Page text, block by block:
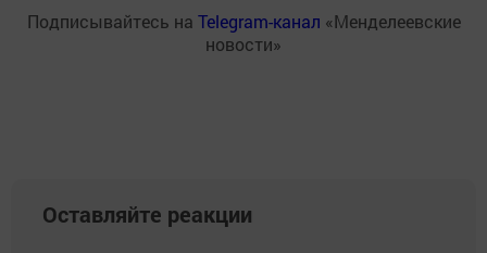
Подписывайтесь на Telegram-канал «Менделеевские
новости»
Оставляйте реакции